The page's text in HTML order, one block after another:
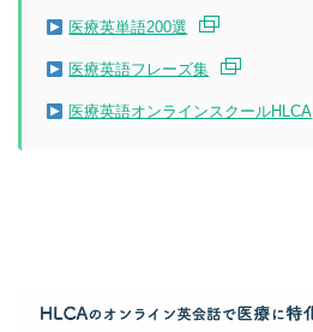
医療英単語200選
医療英語フレーズ集
医療英語オンラインスクールHLCA